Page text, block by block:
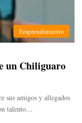
Emprendimiento
un Chiliguaro
sus amigos y allegados
talento…